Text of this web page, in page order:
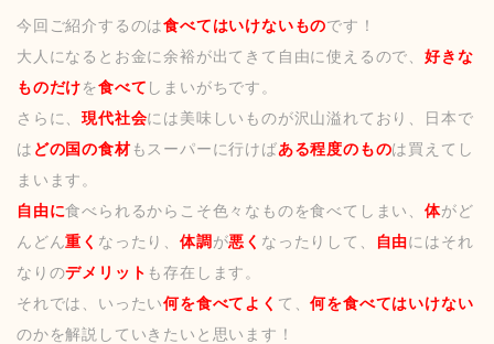
今回ご紹介するのは食べてはいけないものです！
大人になるとお金に余裕が出てきて自由に使えるので、 好きな
ものだけを食べて しまいがちです。
さらに、現代社会には美味しいものが沢山溢れており、日本で
は どの国の食材もスーパーに行けばある程度のものは買えてし
まいます。
自由に食べられるからこそ色々なものを食べてしまい、体がど
んどん重く なったり、体調が悪く なったりして、 自由にはそれ
なりのデメリット も存在します。
それでは、いったい何を食べてよく て、何を食べてはいけない
のかを解説していきたいと思います！